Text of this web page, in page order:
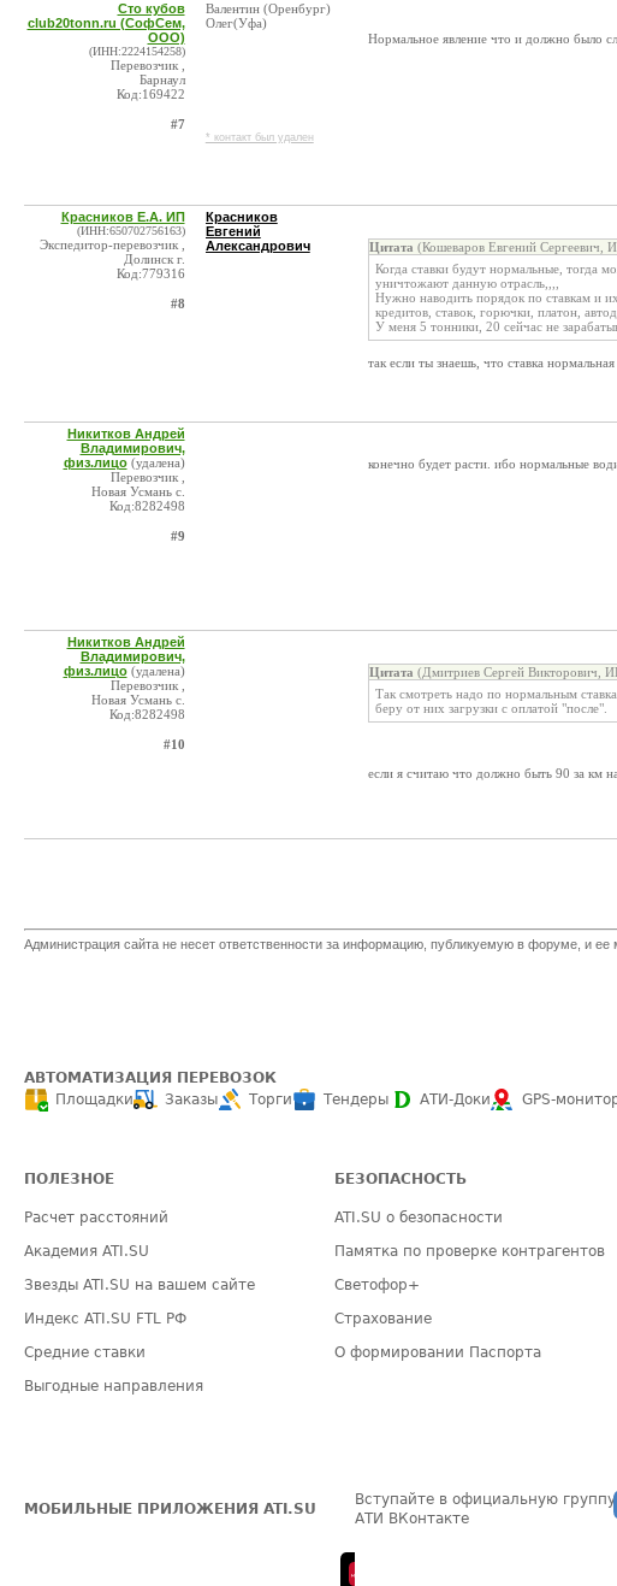
Сто кубов
club20tonn.ru (СофСем,
ООО)
(ИНН:2224154258)
Перевозчик ,
Барнаул
Код:169422
#7
Валентин (Оренбург)
Олег(Уфа)
* контакт был удален
Нормальное явление что и должно было
Красников Е.А. ИП
(ИНН:650702756163)
Экспедитор-перевозчик ,
Долинск г.
Код:779316
#8
Красников
Евгений
Александрович
Цитата (Кошеваров Евгений Сергеевич,
Когда ставки будут нормальные, тогда
уничтожают данную отрасль,,,,
Нужно наводить порядок по ставкам и
кредитов, ставок, горючки, платон,
У меня 5 тонники, 20 сейчас не
так если ты знаешь, что ставка
Никитков Андрей
Владимирович,
физ.лицо (удалена)
Перевозчик ,
Новая Усмань с.
Код:8282498
#9
конечно будет расти. ибо нормальные
Никитков Андрей
Владимирович,
физ.лицо (удалена)
Перевозчик ,
Новая Усмань с.
Код:8282498
#10
Цитата (Дмитриев Сергей Викторович,
Так смотреть надо по нормальным
беру от них загрузки с оплатой "после".
если я считаю что должно быть 90 за км
Администрация сайта не несет ответственности за информацию, публикуемую в форуме, и
АВТОМАТИЗАЦИЯ ПЕРЕВОЗОК
Площадки
Заказы Торги Тендеры АТИ-Доки GPS-
ПОЛЕЗНОЕ
Расчет расстояний
Академия ATI.SU
Звезды ATI.SU на вашем сайте
Индекс ATI.SU FTL РФ
Средние ставки
Выгодные направления
БЕЗОПАСНОСТЬ
ATI.SU о безопасности
Памятка по проверке контрагентов
Светофор+
Страхование
О формировании Паспорта
МОБИЛЬНЫЕ ПРИЛОЖЕНИЯ ATI.SU
Вступайте в официальную группу
АТИ ВКонтакте